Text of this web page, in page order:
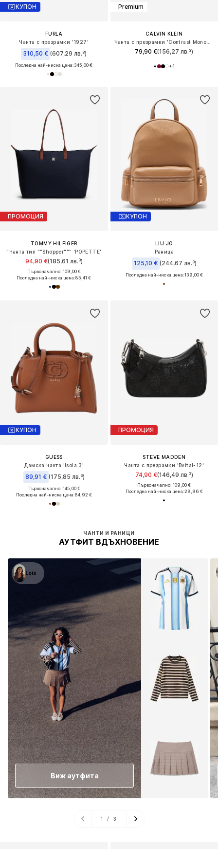
КУПОН
FURLA
Чанта с презрамки '1927'
310,50 € (607,29 лв.³)
Последна най-ниска цена:345,00 €
Premium
CALVIN KLEIN
79,90 €(156,27 лв.³)
+1
ПРОМОЦИЯ
TOMMY HILFIGER
"Чанта тип ""Shopper""" 'POPETTE'
94,90 €(185,61 лв.³)
Първоначално: 109,00 €
Последна най-ниска цена:85,41 €
КУПОН
LIU JO
Раница
125,10 € (244,67 лв.³)
Последна най-ниска цена:139,00 €
КУПОН
GUESS
Дамска чанта 'Isola 3'
89,91 € (175,85 лв.³)
Първоначално: 145,00 €
Последна най-ниска цена:84,92 €
ПРОМОЦИЯ
STEVE MADDEN
Чанта с презрамки 'Bvital-12'
74,90 €(146,49 лв.³)
Първоначално: 109,00 €
Последна най-ниска цена:29,96 €
ЧАНТИ И РАНИЦИ
АУТФИТ ВДЪХНОВЕНИЕ
Lois
Виж аутфита
1 / 3